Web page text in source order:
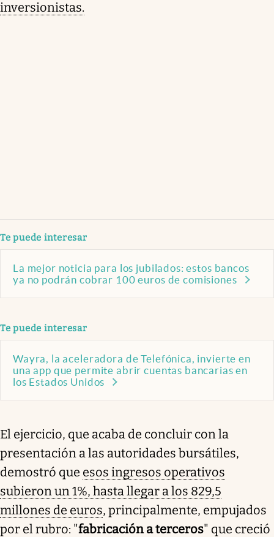
inversionistas.
Te puede interesar
La mejor noticia para los jubilados: estos bancos
ya no podrán cobrar 100 euros de comisiones
Te puede interesar
Wayra, la aceleradora de Telefónica, invierte en
una app que permite abrir cuentas bancarias en
los Estados Unidos
El ejercicio, que acaba de concluir con la
presentación a las autoridades bursátiles,
demostró que esos ingresos operativos
subieron un 1%, hasta llegar a los 829,5
millones de euros, principalmente, empujados
por el rubro: "fabricación a terceros" que creció